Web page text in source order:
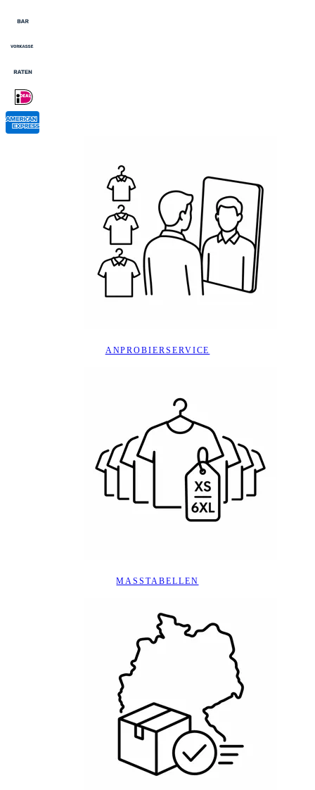
ANPROBIERSERVICE
MASSTABELLEN